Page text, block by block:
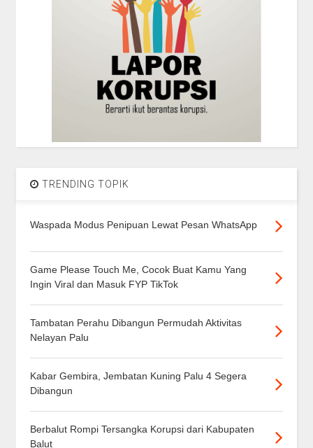
TRENDING TOPIK
Waspada Modus Penipuan Lewat Pesan WhatsApp
Game Please Touch Me, Cocok Buat Kamu Yang
Ingin Viral dan Masuk FYP TikTok
Tambatan Perahu Dibangun Permudah Aktivitas
Nelayan Palu
Kabar Gembira, Jembatan Kuning Palu 4 Segera
Dibangun
Berbalut Rompi Tersangka Korupsi dari Kabupaten
Balut